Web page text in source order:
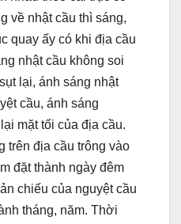
về nhật cầu thì sáng,
quay ấy có khi địa cầu
nhật cầu không soi
lại, ánh sáng nhật
cầu, ánh sáng
mặt tối của địa cầu.
trên địa cầu trông vào
đặt thành ngày đêm
chiếu của nguyệt cầu
tháng, năm. Thời